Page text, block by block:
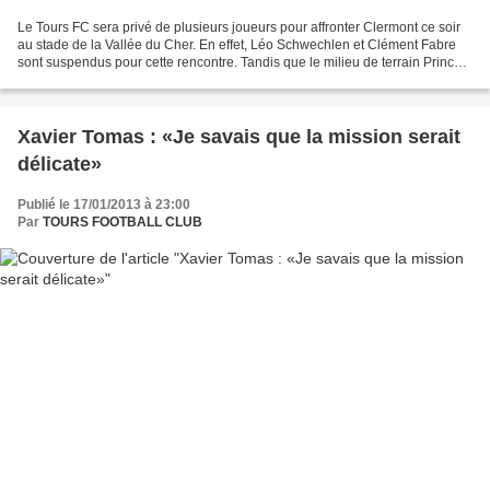
Le Tours FC sera privé de plusieurs joueurs pour affronter Clermont ce soir
au stade de la Vallée du Cher. En effet, Léo Schwechlen et Clément Fabre
sont suspendus pour cette rencontre. Tandis que le milieu de terrain Prince
Xavier Tomas : «Je savais que la mission serait
délicate»
Publié le 17/01/2013 à 23:00
Par TOURS FOOTBALL CLUB